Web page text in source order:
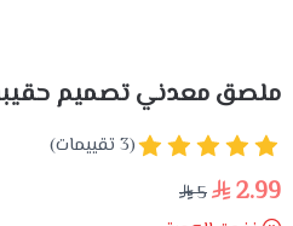
ملصق معدني تصميم
(3 تقييمات)
2.99
5